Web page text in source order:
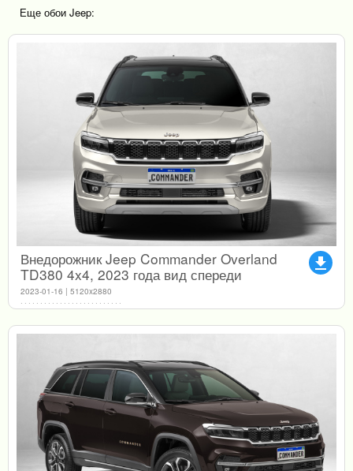
Еще обои Jeep:
file_download
Внедорожник Jeep Commander Overland
TD380 4x4, 2023 года вид спереди
2023-01-16 | 5120x2880